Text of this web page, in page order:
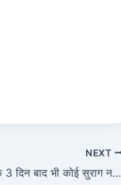
NEXT
*बाइक चोरी के 3 दिन बाद भी कोई सुराग नहीं लगा सकी जैतपुर चौकी पुलिस*